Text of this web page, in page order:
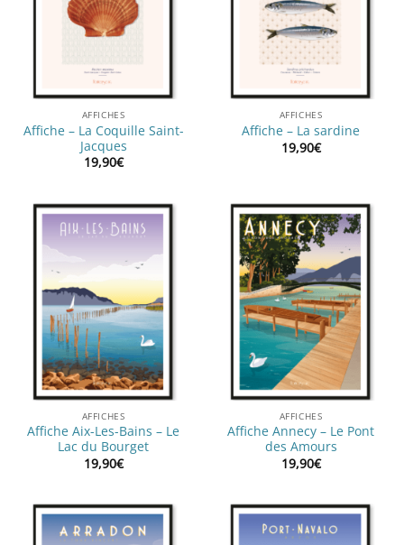
AFFICHES
Affiche – La Coquille Saint-
Jacques
19,90€
AFFICHES
Affiche – La sardine
19,90€
AFFICHES
Affiche Aix-Les-Bains – Le
Lac du Bourget
19,90€
AFFICHES
Affiche Annecy – Le Pont
des Amours
19,90€